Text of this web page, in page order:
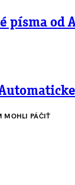
písma od
MOHLI PÁČIŤ